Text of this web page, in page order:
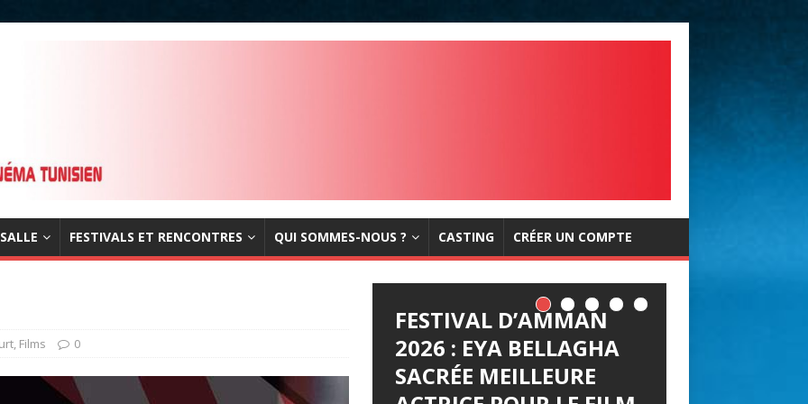
FESTIVALS ET RENCONTRES QUI SOMMES-NOUS ? CASTING CRÉER UN COMPTE
, Films 0
FESTIVAL D’AMMAN
2026 : EYA BELLAGHA
SACRÉE MEILLEURE